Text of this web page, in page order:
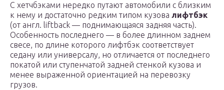
С хетчбэками нередко путают автомобили с близким
к нему и достаточно редким типом кузова лифтбэк
(от англ. liftback — поднимающаяся задняя часть).
Особенность последнего — в более длинном заднем
свесе, по длине которого лифтбэк соответствует
седану или универсалу, но отличается от последнего
покатой или ступенчатой задней стенкой кузова и
менее выраженной ориентацией на перевозку
грузов.